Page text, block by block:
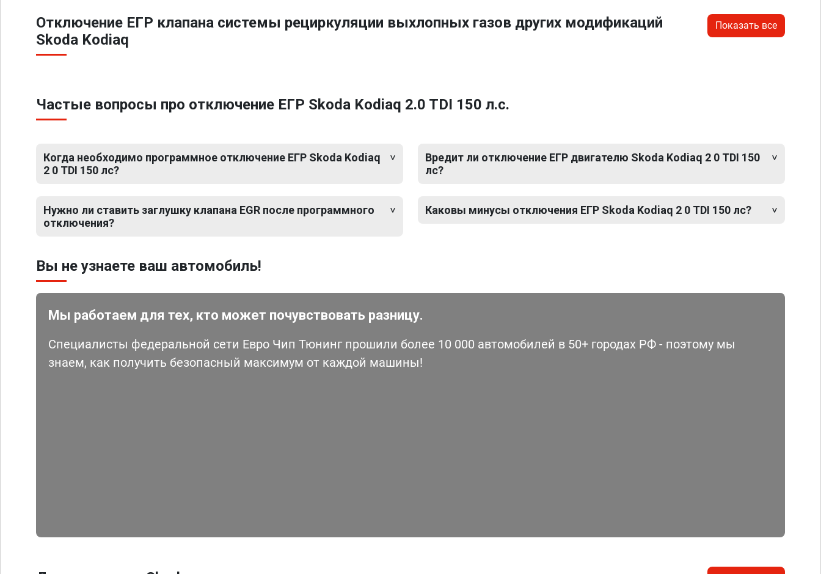
Отключение ЕГР клапана системы рециркуляции выхлопных газов других модификаций
Skoda Kodiaq
Показать все
Частые вопросы про отключение ЕГР Skoda Kodiaq 2.0 TDI 150 л.с.
Когда необходимо программное отключение ЕГР Skoda Kodiaq
2 0 TDI 150 лс?
Нужно ли ставить заглушку клапана EGR после программного
отключения?
Вредит ли отключение ЕГР двигателю Skoda Kodiaq 2 0 TDI 150
лс?
Каковы минусы отключения ЕГР Skoda Kodiaq 2 0 TDI 150 лс?
Вы не узнаете ваш автомобиль!
Мы работаем для тех, кто может почувствовать разницу.
Специалисты федеральной сети Евро Чип Тюнинг прошили более 10 000 автомобилей в 50+ городах РФ - поэтому мы
знаем, как получить безопасный максимум от каждой машины!